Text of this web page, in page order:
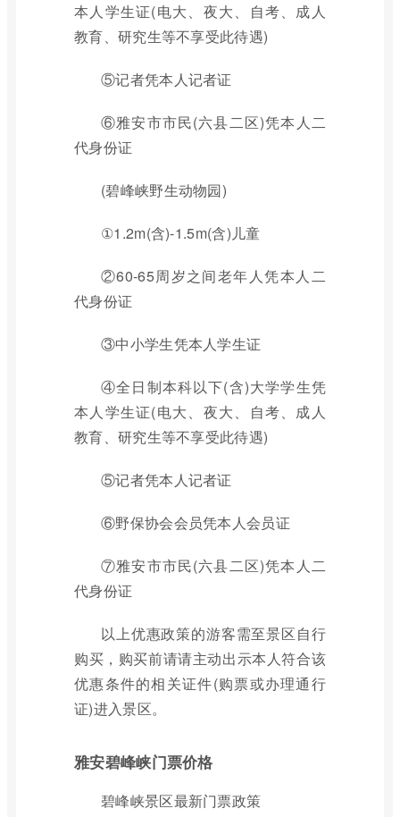
本人学生证(电大、夜大、自考、成人
教育、研究生等不享受此待遇)
⑤记者凭本人记者证
⑥雅安市市民(六县二区)凭本人二
代身份证
(碧峰峡野生动物园)
①1.2m(含)-1.5m(含)儿童
②60-65周岁之间老年人凭本人二
代身份证
③中小学生凭本人学生证
④全日制本科以下(含)大学学生凭
本人学生证(电大、夜大、自考、成人
教育、研究生等不享受此待遇)
⑤记者凭本人记者证
⑥野保协会会员凭本人会员证
⑦雅安市市民(六县二区)凭本人二
代身份证
以上优惠政策的游客需至景区自行
购买，购买前请请主动出示本人符合该
优惠条件的相关证件(购票或办理通行
证)进入景区。
雅安碧峰峡门票价格
碧峰峡景区最新门票政策